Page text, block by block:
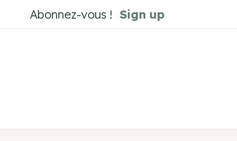
au
Abonnez-vous ! Sign up